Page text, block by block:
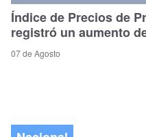
Índice de Precios de
registró un aumento
07 de Agosto